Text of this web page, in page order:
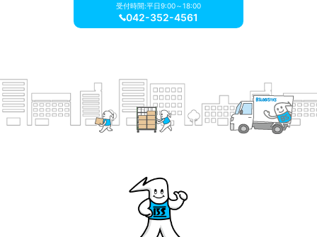
受付時間:平日9:00～18:00
042-352-4561